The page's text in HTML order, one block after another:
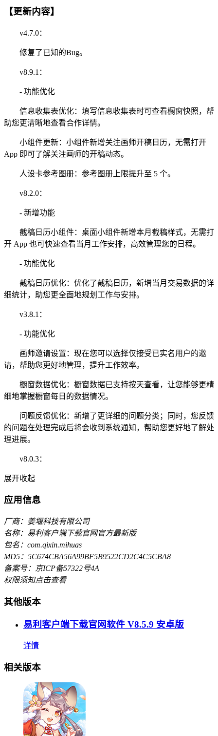
【更新内容】
v4.7.0：
修复了已知的Bug。
v8.9.1：
- 功能优化
信息收集表优化：填写信息收集表时可查看橱窗快照，帮
助您更清晰地查看合作详情。
小组件更新：小组件新增关注画师开稿日历，无需打开
App 即可了解关注画师的开稿动态。
人设卡参考图册：参考图册上限提升至 5 个。
v8.2.0：
- 新增功能
截稿日历小组件：桌面小组件新增本月截稿样式，无需打
开 App 也可快速查看当月工作安排，高效管理您的日程。
- 功能优化
截稿日历优化：优化了截稿日历，新增当月交易数据的详
细统计，助您更全面地规划工作与安排。
v3.8.1：
- 功能优化
画师邀请设置：现在您可以选择仅接受已实名用户的邀
请，帮助您更好地管理，提升工作效率。
橱窗数据优化：橱窗数据已支持按天查看，让您能够更精
细地掌握橱窗每日的数据情况。
问题反馈优化：新增了更详细的问题分类；同时，您反馈
的问题在处理完成后将会收到系统通知，帮助您更好地了解处
理进展。
v8.0.3：
展开收起
应用信息
厂商：姜堰科技有限公司
名称：易利客户端下载官网官方最新版
包名：com.qixin.mihuas
MD5：5C674CBA56A99BF5B9522CD2C4C5CBA8
备案号：京ICP备57322号4A
权限须知点击查看
其他版本
易利客户端下载官网软件 V8.5.9 安卓版
详情
相关版本